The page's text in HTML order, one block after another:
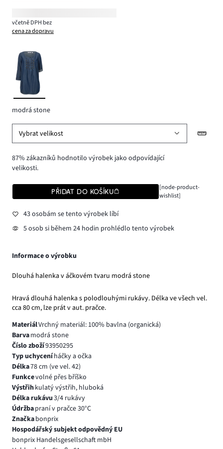
včetně DPH bez
cena za dopravu
modrá stone
Vybrat velikost
87% zákazníků hodnotilo výrobek jako odpovídající
velikosti.
PŘIDAT DO KOŠÍKU
[node-product-
wishlist]
43 osobám se tento výrobek líbí
5 osob si během 24 hodin prohlédlo tento výrobek
Informace o výrobku
Dlouhá halenka v áčkovém tvaru modrá stone
Hravá dlouhá halenka s polodlouhými rukávy. Délka ve všech vel.
cca 80 cm, lze prát v aut. pračce.
MateriálVrchný materiál: 100% bavlna (organická)
Barvamodrá stone
Číslo zboží93950295
Typ uchyceníháčky a očka
Délka78 cm (ve vel. 42)
Funkcevolné přes bříško
Výstřihkulatý výstřih, hluboká
Délka rukávu3/4 rukávy
Údržbapraní v pračce 30°C
Značkabonprix
Hospodářský subjekt odpovědný EU
bonprix Handelsgesellschaft mbH